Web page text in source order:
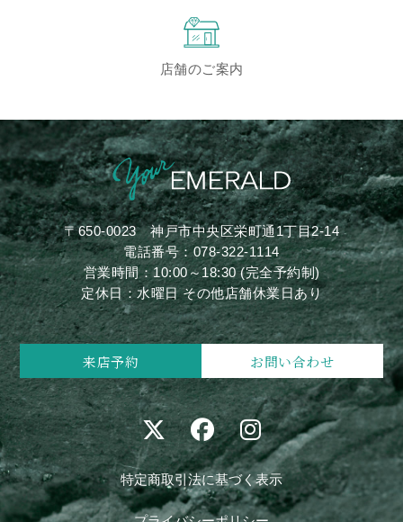
店舗のご案内
〒650-0023神戸市中央区栄町通1丁目2-14
電話番号：078-322-1114
営業時間：10:00～18:30 (完全予約制)
定休日：水曜日 その他店舗休業日あり
来店予約 お問い合わせ
特定商取引法に基づく表示